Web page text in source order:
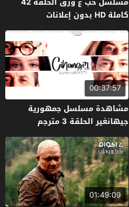
كاملة HD بدون إعلانات
00:37:57
مشاهدة مسلسل جمهورية
جيهانغير الحلقة 3 مترجم
01:49:09